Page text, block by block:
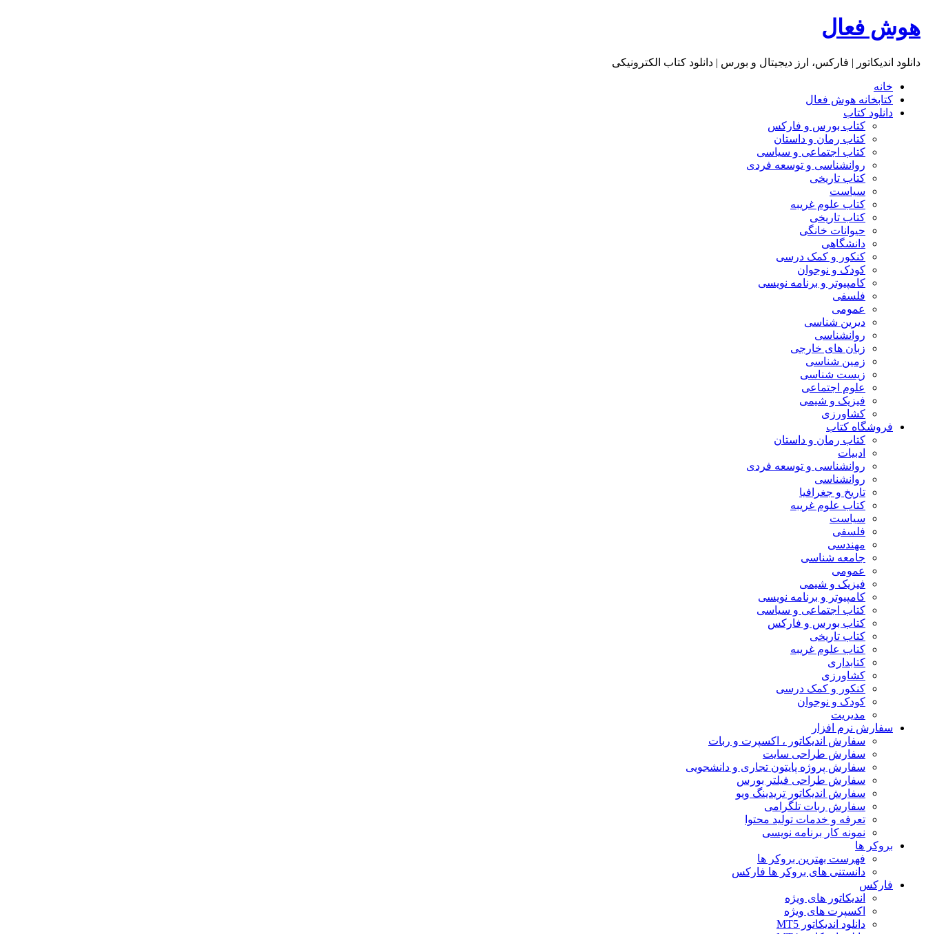
هوش فعال
دانلود اندیکاتور | فارکس، ارز دیجیتال و بورس | دانلود کتاب الکترونیکی
خانه
کتابخانه هوش فعال
دانلود کتاب
کتاب بورس و فارکس
کتاب رمان و داستان
کتاب اجتماعی و سیاسی
روانشناسی و توسعه فردی
کتاب تاریخی
سیاست
کتاب علوم غریبه
کتاب تاریخی
حیوانات خانگی
دانشگاهی
کنکور و کمک‌ درسی
کودک و نوجوان
کامپیوتر و برنامه نویسی
فلسفی
عمومی
دیرین شناسی
روانشناسی
زبان های خارجی
زمین شناسی
زیست شناسی
علوم اجتماعی
فیزیک و شیمی
کشاورزی
فروشگاه کتاب
کتاب رمان و داستان
ادبیات
روانشناسی و توسعه فردی
روانشناسی
تاریخ و جغرافیا
کتاب علوم غریبه
سیاست
فلسفی
مهندسی
جامعه شناسی
عمومی
فیزیک و شیمی
کامپیوتر و برنامه نویسی
کتاب اجتماعی و سیاسی
کتاب بورس و فارکس
کتاب تاریخی
کتاب علوم غریبه
کتابداری
کشاورزی
کنکور و کمک‌ درسی
کودک و نوجوان
مدیریت
سفارش نرم افزار
سفارش اندیکاتور ، اکسپرت و ربات
سفارش طراحی سایت
سفارش پروژه پایتون تجاری و دانشجویی
سفارش طراحی فیلتر بورس
سفارش اندیکاتور تریدینگ ویو
سفارش ربات تلگرامی
تعرفه و خدمات تولید محتوا
نمونه کار برنامه نویسی
بروکر ها
فهرست بهترین بروکر ها
دانستنی های بروکر ها فارکس
فارکس
اندیکاتور های ویژه
اکسپرت های ویژه
دانلود اندیکاتور MT5